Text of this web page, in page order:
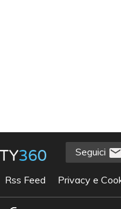
Seguici
Rss Feed Privacy e